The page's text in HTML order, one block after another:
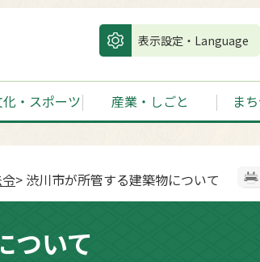
表示設定・Language
・スポーツ 産業・しごと ま
> 渋川市が所管する建築物について
ついて